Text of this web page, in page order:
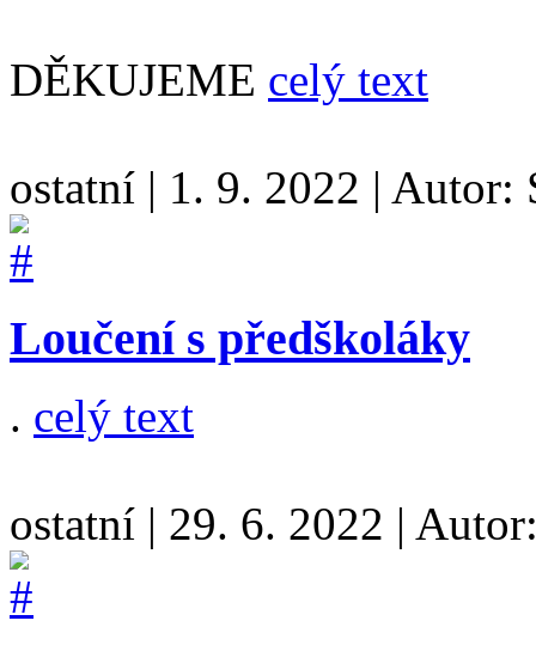
DĚKUJEME celý text
ostatní | 1. 9. 2022 | Autor:
Loučení s předškoláky
. celý text
ostatní | 29. 6. 2022 |